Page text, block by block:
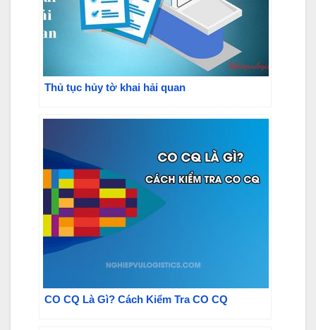
Thủ tục hủy tờ khai hải quan
CO CQ Là Gì? Cách Kiểm Tra CO CQ